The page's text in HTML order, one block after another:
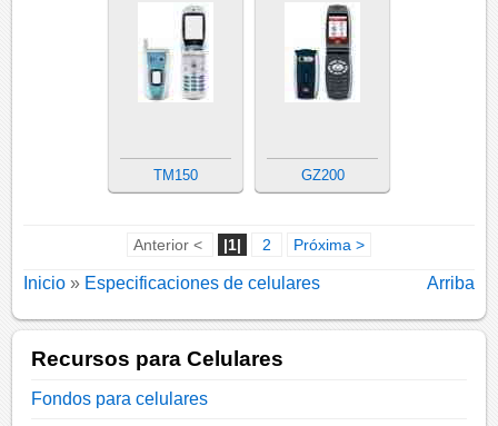
TM150 GZ200
Anterior < |1| 2 Próxima >
Inicio » Especificaciones de celulares Arriba
Recursos para Celulares
Fondos para celulares